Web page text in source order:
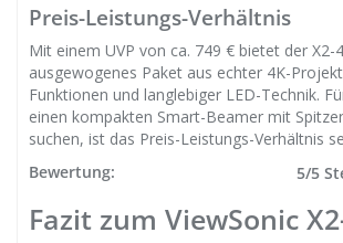
Preis-Leistungs-Verhältnis
Mit einem UVP von ca. 749 € bietet der X2-
ausgewogenes Paket aus echter 4K-
Funktionen und langlebiger LED-Technik.
einen kompakten Smart-Beamer mit
suchen, ist das Preis-Leistungs-Verhältnis
Bewertung:
5/5
Fazit zum ViewSonic